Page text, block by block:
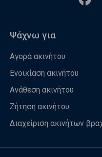
Ψάχνω για
Αγορά ακινήτου
Ενοικίαση ακινήτου
Ανάθεση ακινήτου
Ζήτηση ακινήτου
Διαχείριση ακινήτων